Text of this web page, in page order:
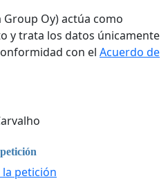
Oy) actúa como
y trata los datos únicamente
con el Acuerdo de
petición